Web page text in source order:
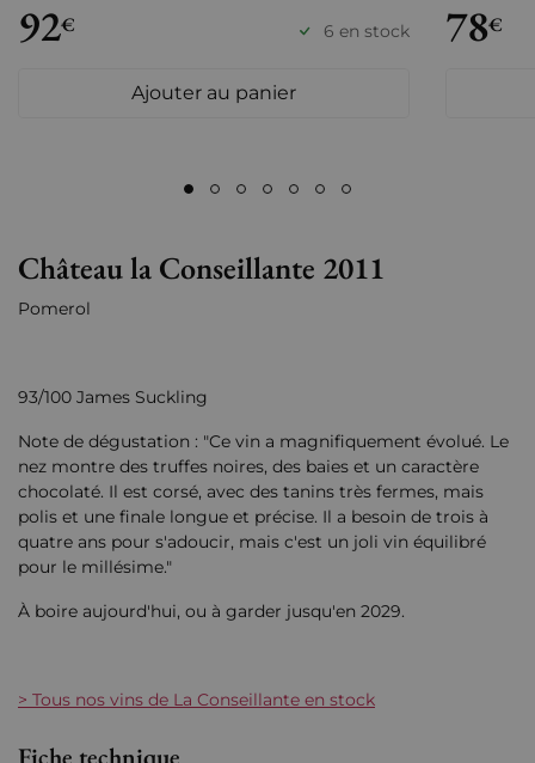
92€ 6 en stock
Ajouter au panier
78€
Château la Conseillante 2011
Pomerol
93/100 James Suckling
Note de dégustation : "Ce vin a magnifiquement évolué. Le
nez montre des truffes noires, des baies et un caractère
chocolaté. Il est corsé, avec des tanins très fermes, mais
polis et une finale longue et précise. Il a besoin de trois à
quatre ans pour s'adoucir, mais c'est un joli vin équilibré
pour le millésime."
À boire aujourd'hui, ou à garder jusqu'en 2029.
> Tous nos vins de La Conseillante en stock